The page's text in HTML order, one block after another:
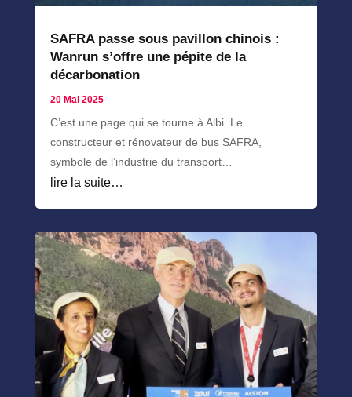
SAFRA passe sous pavillon chinois :
Wanrun s’offre une pépite de la
décarbonation
20 Mai 2025
C’est une page qui se tourne à Albi. Le
constructeur et rénovateur de bus SAFRA,
symbole de l’industrie du transport…
lire la suite…